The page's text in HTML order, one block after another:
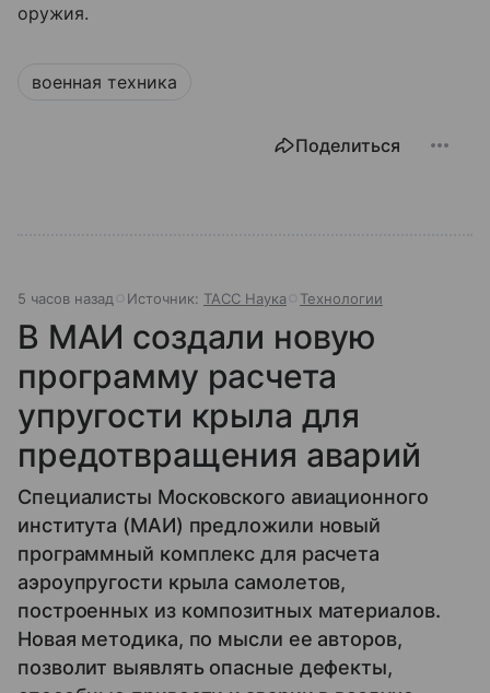
оружия.
военная техника
Поделиться
5 часов назад Источник: ТАСС Наука Технологии
В МАИ создали новую
программу расчета
упругости крыла для
предотвращения аварий
Специалисты Московского авиационного
института (МАИ) предложили новый
программный комплекс для расчета
аэроупругости крыла самолетов,
построенных из композитных материалов.
Новая методика, по мысли ее авторов,
позволит выявлять опасные дефекты,